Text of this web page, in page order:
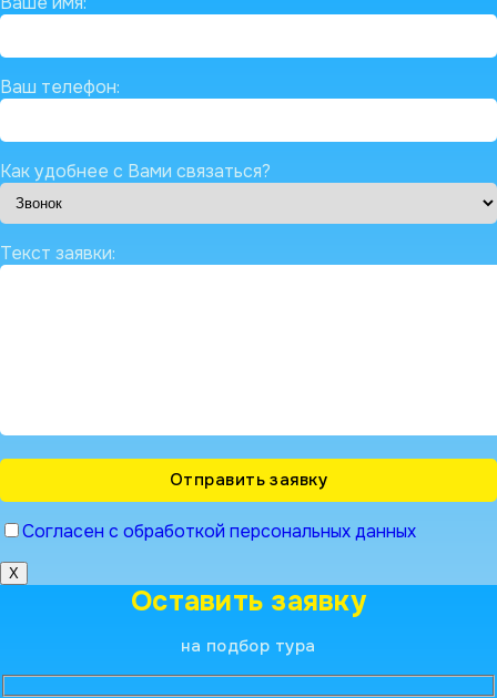
Ваш телефон:
Как удобнее с Вами связаться?
Текст заявки:
Согласен с обработкой персональных данных
X
Оставить заявку
на подбор тура